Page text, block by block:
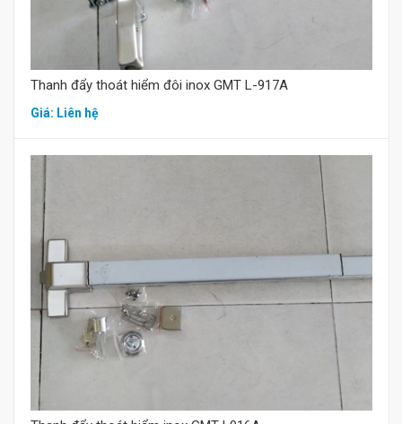
Thanh đẩy thoát hiểm đôi inox GMT L-917A
Giá: Liên hệ
Mua hàng